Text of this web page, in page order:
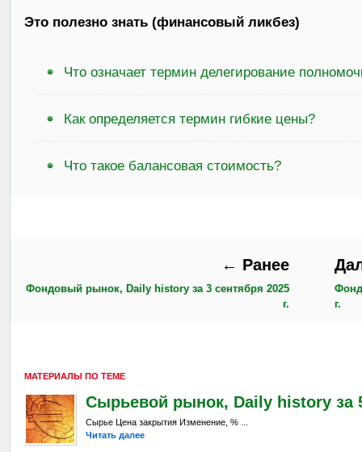
Это полезно знать (финансовый ликбез)
Что означает термин делегирование
Как определяется термин гибкие цены?
Что такое балансовая стоимость?
← Ранее
Фондовый рынок, Daily history за 3 сентября 2025
г.
г.
МАТЕРИАЛЫ ПО ТЕМЕ
Сырьевой рынок, Daily history за
Сырье Цена закрытия Изменение, % ...
Читать далее